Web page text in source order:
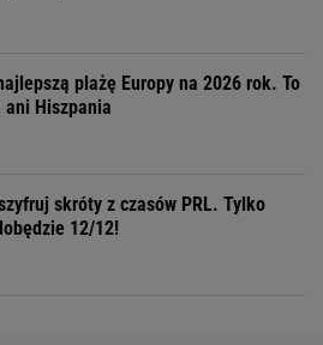
plażę Europy na 2026 rok. To
ani Hiszpania
skróty z czasów PRL. Tylko
12/12!